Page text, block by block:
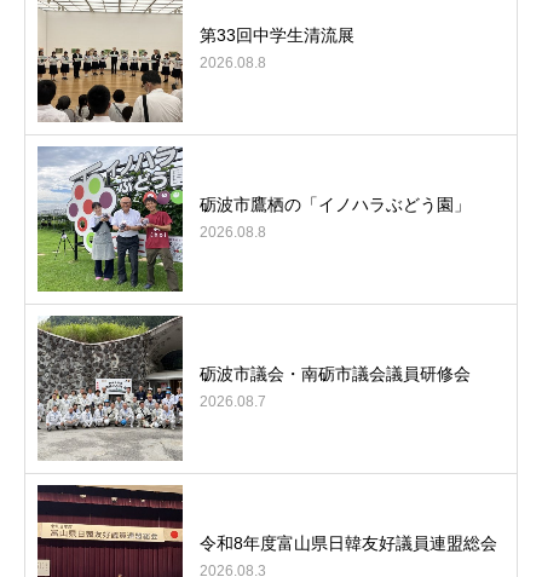
第33回中学生清流展
2026.08.8
砺波市鷹栖の「イノハラぶどう園」
2026.08.8
砺波市議会・南砺市議会議員研修会
2026.08.7
令和8年度富山県日韓友好議員連盟総会
2026.08.3